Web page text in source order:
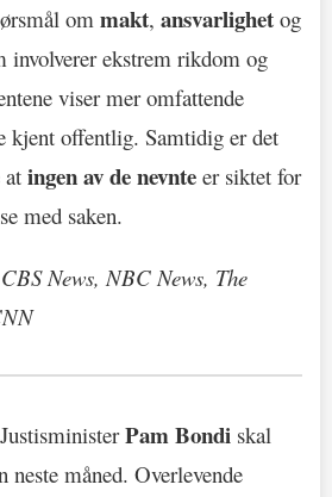
om makt, ansvarlighet og
involverer ekstrem rikdom og
viser mer omfattende
kjent offentlig. Samtidig er det
ingen av de nevnte er siktet for
med saken.
News, NBC News, The
JustisministerPam Bondi skal
neste måned. Overlevende